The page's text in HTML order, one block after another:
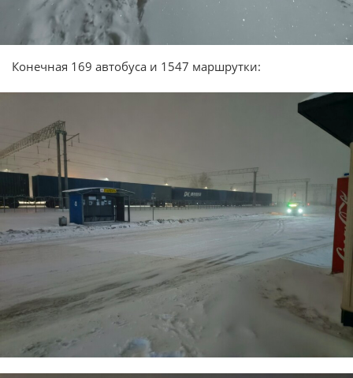
Конечная 169 автобуса и 1547 маршрутки: